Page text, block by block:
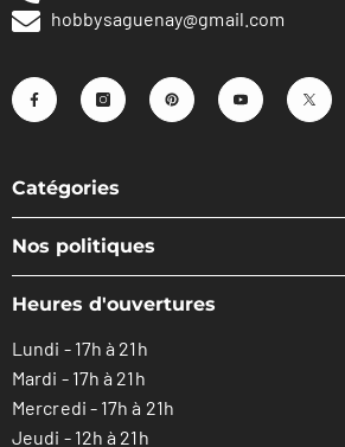
hobbysaguenay@gmail.com
Catégories
Nos politiques
Heures d'ouvertures
Lundi - 17h à 21h
Mardi - 17h à 21h
Mercredi - 17h à 21h
Jeudi - 12h à 21h